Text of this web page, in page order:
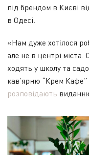
під брендом в Києві
в Одесі.
«Нам дуже хотілося
але не в центрі
ходять у школу та
кав’ярню “Крем Кафе”
розповідають